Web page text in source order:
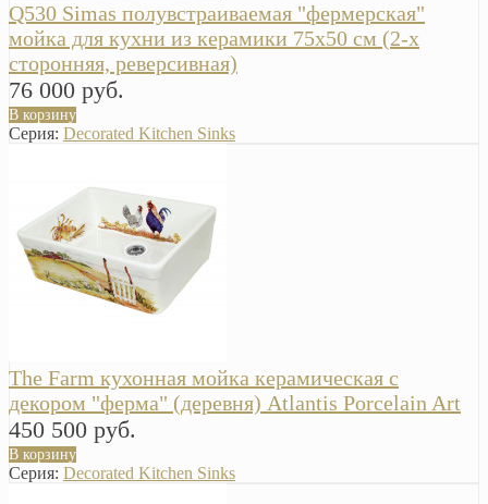
Q530 Simas полувстраиваемая "фермерская"
мойка для кухни из керамики 75х50 см (2-х
сторонняя, реверсивная)
76 000 руб.
В корзину
Серия: Decorated Kitchen Sinks
The Farm кухонная мойка керамическая с
декором "ферма" (деревня) Atlantis Porcelain Art
450 500 руб.
В корзину
Серия: Decorated Kitchen Sinks